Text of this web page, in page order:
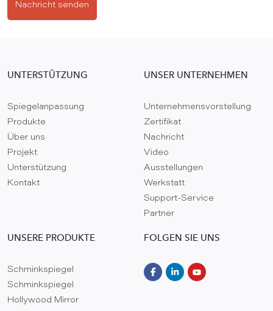
Nachricht senden
UNTERSTÜTZUNG
Spiegelanpassung
Produkte
Über uns
Projekt
Unterstützung
Kontakt
UNSER UNTERNEHMEN
Unternehmensvorstellung
Zertifikat
Nachricht
Video
Ausstellungen
Werkstatt
Support-Service
Partner
UNSERE PRODUKTE
Schminkspiegel
Schminkspiegel
Hollywood Mirror
FOLGEN SIE UNS